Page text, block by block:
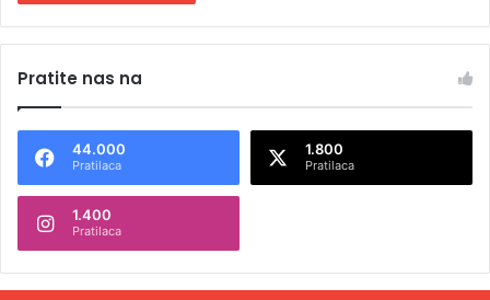
t
n
t
Pratite nas na
44.000
Pratilaca
1.800
Pratilaca
1.400
Pratilaca